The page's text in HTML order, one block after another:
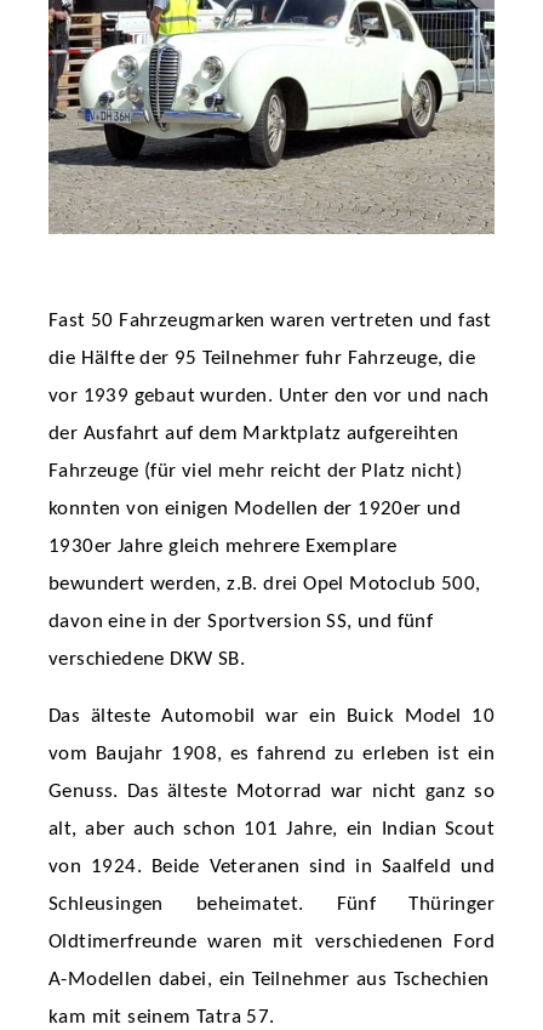
Fast 50 Fahrzeugmarken waren vertreten und fast
die Hälfte der 95 Teilnehmer fuhr Fahrzeuge, die
vor 1939 gebaut wurden. Unter den vor und nach
der Ausfahrt auf dem Marktplatz aufgereihten
Fahrzeuge (für viel mehr reicht der Platz nicht)
konnten von einigen Modellen der 1920er und
1930er Jahre gleich mehrere Exemplare
bewundert werden, z.B. drei Opel Motoclub 500,
davon eine in der Sportversion SS, und fünf
verschiedene DKW SB.
Das älteste Automobil war ein Buick Model 10
vom Baujahr 1908, es fahrend zu erleben ist ein
Genuss. Das älteste Motorrad war nicht ganz so
alt, aber auch schon 101 Jahre, ein Indian Scout
von 1924. Beide Veteranen sind in Saalfeld und
Schleusingen beheimatet. Fünf Thüringer
Oldtimerfreunde waren mit verschiedenen Ford
A-Modellen dabei, ein Teilnehmer aus Tschechien
kam mit seinem Tatra 57.